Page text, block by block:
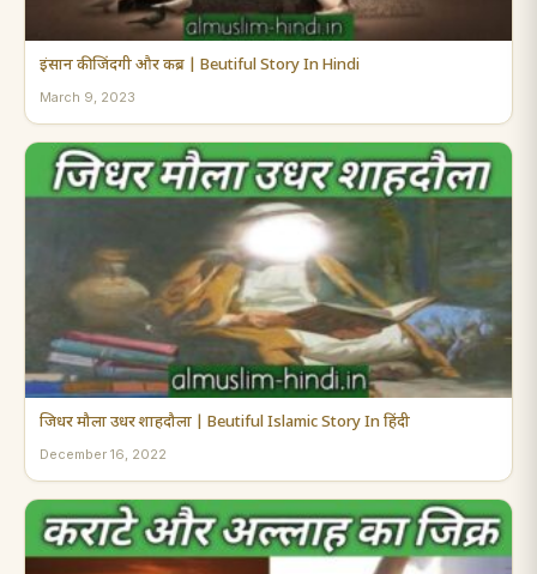
इंसान की जिंदगी और कब्र | Beutiful Story In Hindi
March 9, 2023
जिधर मौला उधर शाहदौला | Beutiful Islamic Story In हिंदी
December 16, 2022